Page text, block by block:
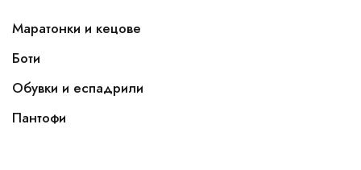
Маратонки и кецове
Боти
Обувки и еспадрили
Пантофи